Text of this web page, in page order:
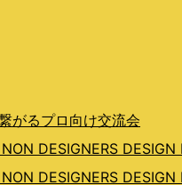
がるプロ向け交流会
DESIGNERS
DESIGNERS